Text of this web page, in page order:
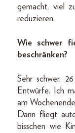
gemacht, viel
reduzieren.
Wie schwer
beschränken?
Sehr schwer.
Entwürfe. Ich
am
Dann fliegt
bisschen wie